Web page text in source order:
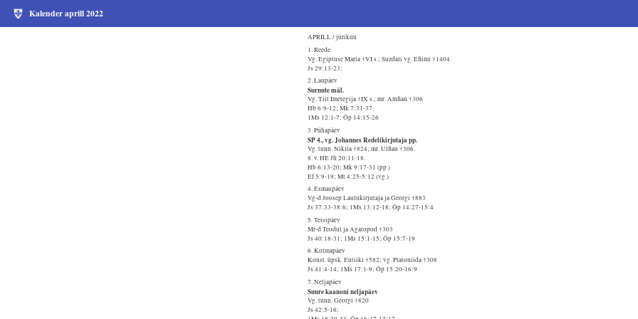
Kalender aprill 2022
APRILL / jürikuu
1. Reede
Vg. Egiptuse Maria †VI s.; Suzdali vg. Efiimi †1404
Js 29:13-23;
2. Laupäev
Surnute mäl.
Vg. Tiit Imetegija †IX s.; mr. Amfian †306
Hb 6:9-12; Mk 7:31-37
1Ms 12:1-7; Õp 14:15-26
3. Pühapäev
SP 4., vg. Johannes Redelikirjutaja pp.
Vg. tunn. Nikita †824; mr. Ulfian †306.
8. v. HE Jh 20:11-18.
Hb 6:13-20; Mk 9:17-31 (pp.)
Ef 5:9-19; Mt 4:25-5:12 (vg.)
4. Esmaspäev
Vg-d Joosep Laulukirjutaja ja Georgi †883
Js 37:33-38:6; 1Ms 13:12-18; Õp 14:27-15:4
5. Teisipäev
Mr-d Teodul ja Agatopod †303
Js 40:18-31; 1Ms 15:1-15; Õp 15:7-19
6. Kolmapäev
Konst. üpsk. Eutiiki †582; vg. Platoniida †308
Js 41:4-14; 1Ms 17:1-9; Õp 15:20-16:9
7. Neljapäev
Suure kaanoni neljapäev
Vg. tunn. Georgi †820
Js 42:5-16;